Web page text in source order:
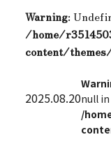
Warning:
/home/
content/
2025.08.20null in
/